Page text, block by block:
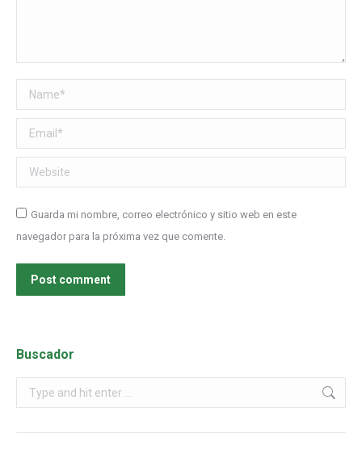
Name *
Email *
Website
Guarda mi nombre, correo electrónico y sitio web en este
navegador para la próxima vez que comente.
Post comment
Buscador